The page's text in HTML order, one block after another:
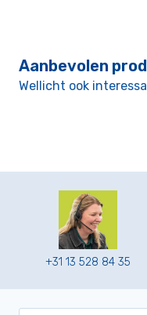
Aanbevolen
Wellicht ook
+31 13 528 84 35